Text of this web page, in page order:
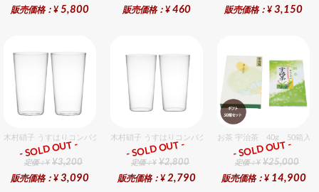
販売価格：¥ 5,800 販売価格：¥ 460 販売価格：¥ 3,150
木村硝子 うすはりコンパクト450cc タンブラーグラスギフトセット（2個入り）
ギフト
定価：¥ ¥3,200
販売価格：¥ 3,090
- SOLD OUT -
木村硝子 うすはりコンパクト320cc タンブラーグラスギ
ギフト
定価：¥ ¥2,800
販売価格：¥ 2,790
- SOLD OUT -
お茶 宇治茶 40g 50箱入セ
ギフト
定価：¥ ¥25,000
販売価格：¥ 14,900
- SOLD OUT -